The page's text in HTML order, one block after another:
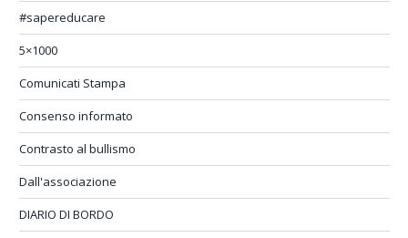
#sapereducare
5×1000
Comunicati Stampa
Consenso informato
Contrasto al bullismo
Dall'associazione
DIARIO DI BORDO